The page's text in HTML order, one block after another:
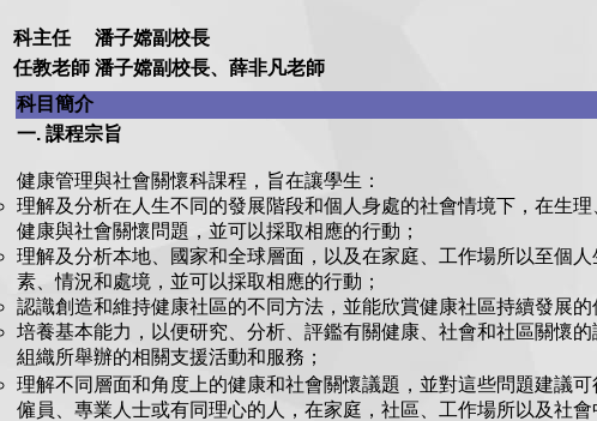
科主任 潘子嫦副校長
任教老師 潘子嫦副校長、 薛非凡老師
科目簡介
一. 課程宗旨
健康管理與社會關懷科課程，旨在讓學生：
理解及分析在人生不同的發展階段和個人身處的社會情境下，在生
健康與社會關懷問題，並可以採取相應的行動；
理解及分析本地、國家和全球層面，以及在家庭、工作場所以至個
素、情況和處境，並可以採取相應的行動；
認識創造和維持健康社區的不同方法，並能欣賞健康社區持續發展的
培養基本能力，以便研究、分析、評鑑有關健康、社會和社區關懷
組織所舉辦的相關支援活動和服務；
理解不同層面和角度上的健康和社會關懷議題，並對這些問題建議
僱員、專業人士或有同理心的人，在家庭，社區、工作場所以及社會